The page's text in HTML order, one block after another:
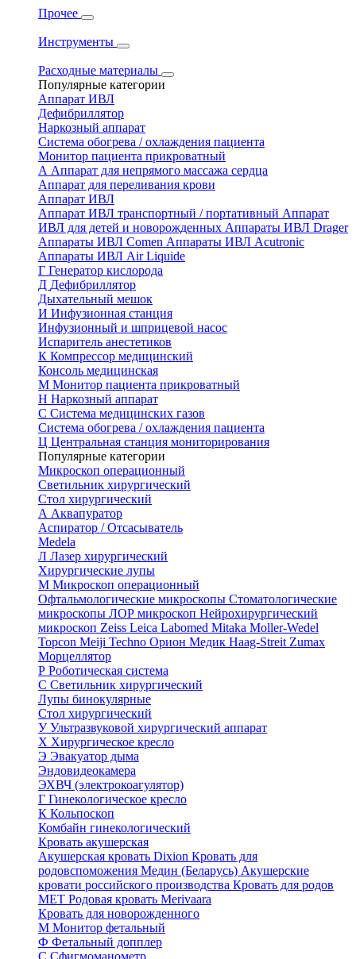
Прочее
Инструменты
Расходные материалы
Популярные категории
Аппарат ИВЛ
Дефибриллятор
Наркозный аппарат
Система обогрева / охлаждения пациента
Монитор пациента прикроватный
А Аппарат для непрямого массажа сердца
Аппарат для переливания крови
Аппарат ИВЛ
Аппарат ИВЛ транспортный / портативный Аппарат
ИВЛ для детей и новорожденных Аппараты ИВЛ Drager
Аппараты ИВЛ Comen Аппараты ИВЛ Acutronic
Аппараты ИВЛ Air Liquide
Г Генератор кислорода
Д Дефибриллятор
Дыхательный мешок
И Инфузионная станция
Инфузионный и шприцевой насос
Испаритель анестетиков
К Компрессор медицинский
Консоль медицинская
М Монитор пациента прикроватный
Н Наркозный аппарат
С Система медицинских газов
Система обогрева / охлаждения пациента
Ц Центральная станция мониторирования
Популярные категории
Микроскоп операционный
Светильник хирургический
Стол хирургический
А Аквапуратор
Аспиратор / Отсасыватель
Medela
Л Лазер хирургический
Хирургические лупы
М Микроскоп операционный
Офтальмологические микроскопы Стоматологические
микроскопы ЛОР микроскоп Нейрохирургический
микроскоп Zeiss Leica Labomed Mitaka Moller-Wedel
Topcon Meiji Techno Орион Медик Haag-Streit Zumax
Морцеллятор
Р Роботическая система
С Светильник хирургический
Лупы бинокулярные
Стол хирургический
УУльтразвуковой хирургический аппарат
Х Хирургическое кресло
Э Эвакуатор дыма
Эндовидеокамера
ЭХВЧ (электрокоагулятор)
Г Гинекологическое кресло
К Кольпоскоп
Комбайн гинекологический
Кровать акушерская
Акушерская кровать Dixion Кровать для
родовспоможения Медин (Беларусь) Акушерские
кровати российского производства Кровать для родов
МЕТ Родовая кровать Merivaara
Кровать для новорожденного
М Монитор фетальный
Ф Фетальный допплер
C Cфигмоманометр